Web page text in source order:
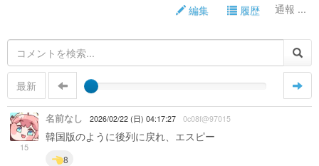
編集 履歴 通報 ...
最新
15
名前なし 2026/02/22 (日) 04:17:27 0c08f@97015
韓国版のように後列に戻れ、エスピー
8